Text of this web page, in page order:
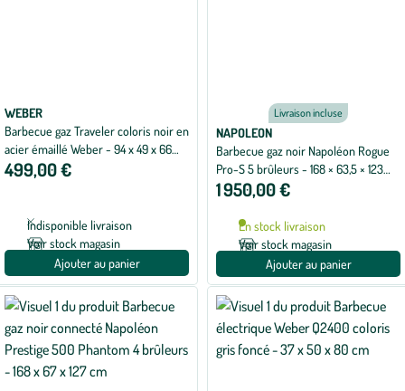
WEBER
Barbecue gaz Traveler coloris noir en
acier émaillé Weber - 94 x 49 x 66
cm
499,00 €
Indisponible livraison
Voir stock magasin
Ajouter au panier
Livraison incluse
NAPOLEON
Barbecue gaz noir Napoléon Rogue
Pro-S 5 brûleurs - 168 × 63,5 × 123
cm
1 950,00 €
En stock livraison
Voir stock magasin
Ajouter au panier